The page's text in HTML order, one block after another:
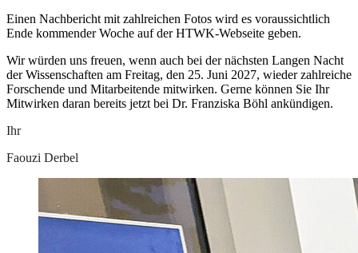
Einen Nachbericht mit zahlreichen Fotos wird es voraussichtlich
Ende kommender Woche auf der HTWK-Webseite geben.
Wir würden uns freuen, wenn auch bei der nächsten Langen Nacht
der Wissenschaften am Freitag, den 25. Juni 2027, wieder zahlreiche
Forschende und Mitarbeitende mitwirken. Gerne können Sie Ihr
Mitwirken daran bereits jetzt bei Dr. Franziska Böhl ankündigen.
Ihr
Faouzi Derbel